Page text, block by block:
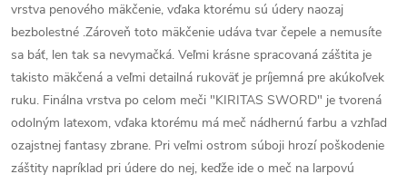
vrstva penového mäkčenie, vďaka ktorému sú údery naozaj
bezbolestné .Zároveň toto mäkčenie udáva tvar čepele a nemusíte
sa báť, len tak sa nevymačká. Veľmi krásne spracovaná záštita je
takisto mäkčená a veľmi detailná rukoväť je príjemná pre akúkoľvek
ruku. Finálna vrstva po celom meči "KIRITAS SWORD" je tvorená
odolným latexom, vďaka ktorému má meč nádhernú farbu a vzhľad
ozajstnej fantasy zbrane. Pri veľmi ostrom súboji hrozí poškodenie
záštity napríklad pri údere do nej, keďže ide o meč na larpovú